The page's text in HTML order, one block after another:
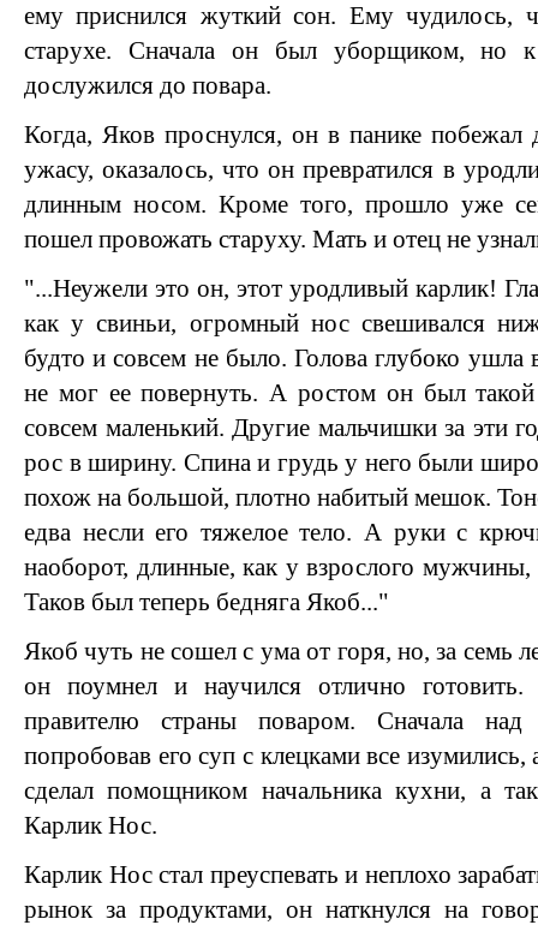
ему приснился жуткий сон. Ему чудилось,
старухе. Сначала он был уборщиком, но
дослужился до повара.
Когда, Яков проснулся, он в панике
ужасу, оказалось, что он превратился в
длинным носом. Кроме того, прошло уже
пошел провожать старуху. Мать и отец не
"...Неужели это он, этот уродливый карлик!
как у свиньи, огромный нос свешивался
будто и совсем не было. Голова глубоко ушла
не мог ее повернуть. А ростом он был
совсем маленький. Другие мальчишки за эти
рос в ширину. Спина и грудь у него были
похож на большой, плотно набитый мешок.
едва несли его тяжелое тело. А руки с
наоборот, длинные, как у взрослого
Таков был теперь бедняга Якоб..."
Якоб чуть не сошел с ума от горя, но, за семь
он поумнел и научился отлично
правителю страны поваром. Сначала
попробовав его суп с клецками все изумились,
сделал помощником начальника кухни, а
Карлик Нос.
Карлик Нос стал преуспевать и неплохо
рынок за продуктами, он наткнулся на